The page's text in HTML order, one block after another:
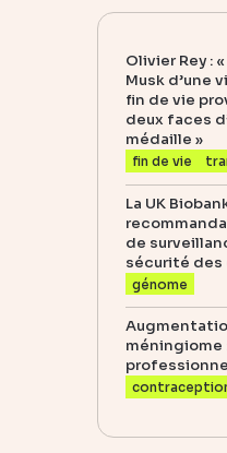
Olivier Rey :
Musk d’une
fin de vie
deux faces
médaille »
fin de vie
La UK
de
sécurité des
génome
méningiome